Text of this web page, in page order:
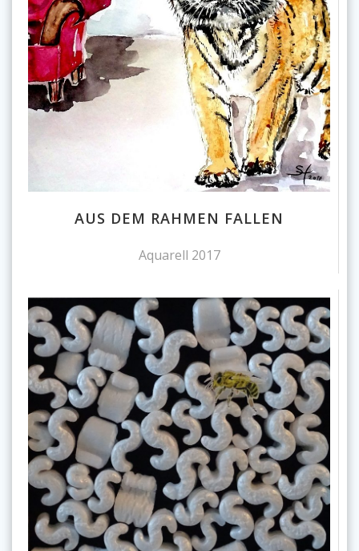
AUS DEM RAHMEN FALLEN
Aquarell 2017